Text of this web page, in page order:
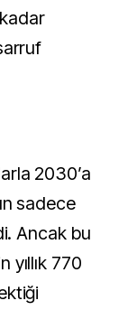
2030’a
sadece
Ancak bu
yıllık 770